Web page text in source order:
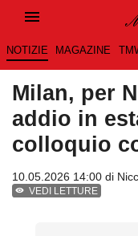
NOTIZIE MAGAZINE
Milan, per
addio in
colloquio
10.05.2026 14:00 di
VEDI LETTURE